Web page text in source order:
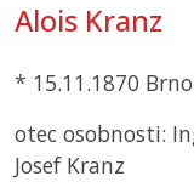
Alois Kranz
* 15.11.1870
otec osobnosti:
Josef Kranz